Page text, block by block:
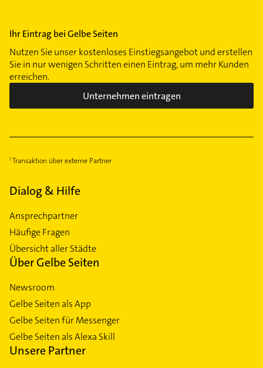
Ihr Eintrag bei Gelbe Seiten
Nutzen Sie unser kostenloses Einstiegsangebot und erstellen
Sie in nur wenigen Schritten einen Eintrag, um mehr Kunden
erreichen.
Unternehmen eintragen
Transaktion über externe Partner
Dialog & Hilfe
Ansprechpartner
Häufige Fragen
Übersicht aller Städte
Über Gelbe Seiten
Newsroom
Gelbe Seiten als App
Gelbe Seiten für Messenger
Gelbe Seiten als Alexa Skill
Unsere Partner